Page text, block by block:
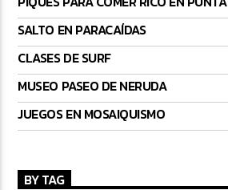
SALTO EN PARACAÍDAS
CLASES DE SURF
MUSEO PASEO DE NERUDA
JUEGOS EN MOSAIQUISMO
BY TAG